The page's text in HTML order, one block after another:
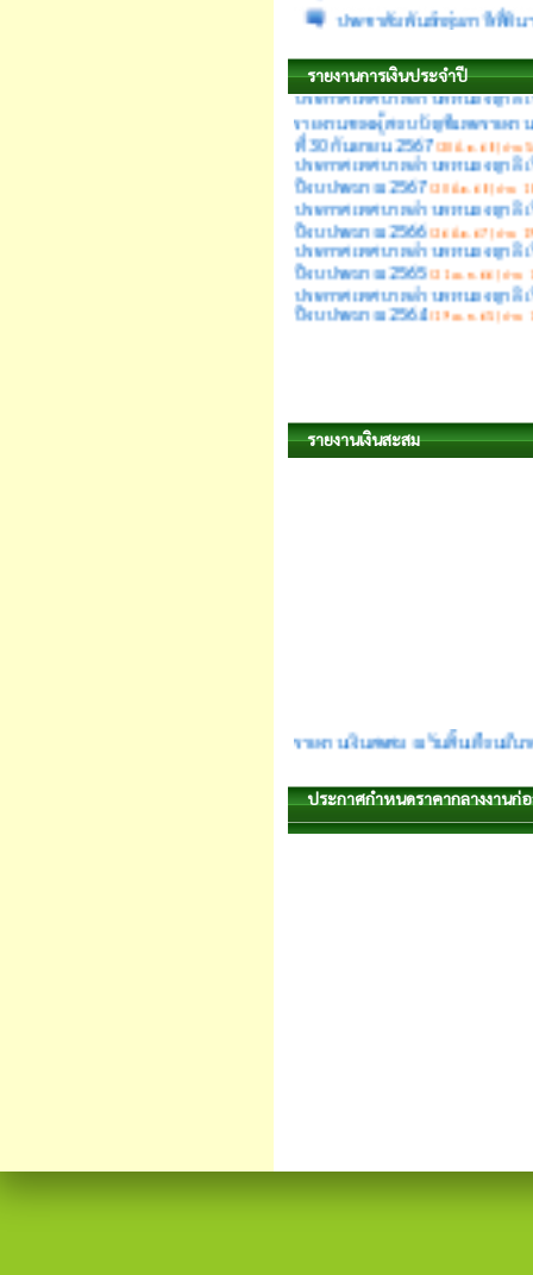
รายงานการเงินประจำปี
ประกาศเทศบาลตำบลหนองญาติ
ปีงบประมาณ 2568 (26 มี.ค. 69 | อ่าน
ประกาศเทศบาลตำบลหนองญาติ
รายงานของผู้สอบบัญชีและรายงา
ที่ 30 กันยายน 2567(20 มี.ค. 68 | อ่าน
ประกาศเทศบาลตำบลหนองญาติ เ
ปีงบประมาณ 2567(20 มี.ค. 68 | อ่าน
ประกาศเทศบาลตำบลหนองญาติ เ
ปีงบประมาณ 2566(26 มี.ค. 67 | อ่าน
ประกาศเทศบาลตำบลหนองญาติ เ
ปีงบประมาณ 2565(21 เม.ย. 66 | อ่าน
ประกาศเทศบาลตำบลหนองญาติ เ
ปีงบประมาณ 2564(19 เม.ย. 65 | อ่าน
รายงานเงินสะสม
ประกาศกำหนดราคากลางงาน